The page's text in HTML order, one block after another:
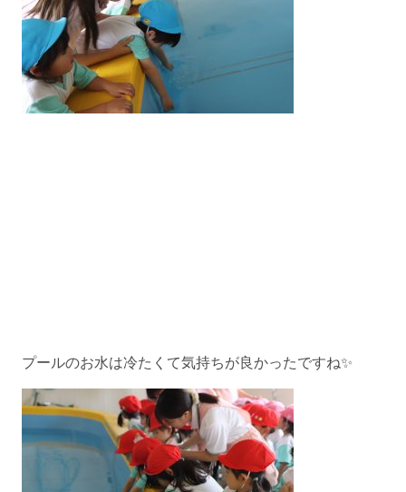
プールのお水は冷たくて気持ちが良かったですね✨